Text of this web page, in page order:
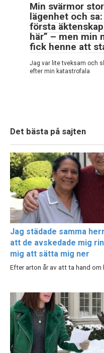
Min svärmor
lägenhet och
första
här” – men min
fick henne att
Jag var lite tveksam och
efter min katastrofala
Det bästa på sajten
Jag städade samma
att de avskedade mig
mig att sätta mig ner
Efter arton år av att ta hand om